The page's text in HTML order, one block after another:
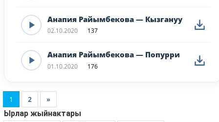
Анапия Райымбекова — Кызгануу
02.10.2020 137
Анапия Райымбекова — Попурри
01.10.2020 176
1 2
»
Ырлар жыйнактары